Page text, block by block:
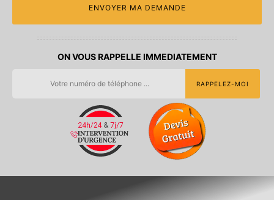
ON VOUS RAPPELLE IMMEDIATEMENT